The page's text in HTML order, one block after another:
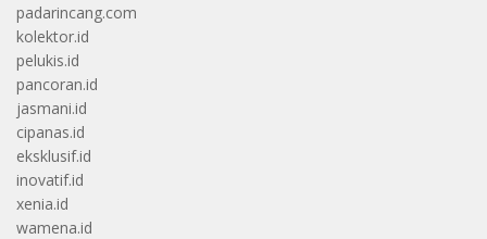
padarincang.com
kolektor.id
pelukis.id
pancoran.id
jasmani.id
cipanas.id
eksklusif.id
inovatif.id
xenia.id
wamena.id